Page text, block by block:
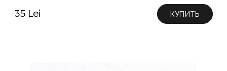
35 Lei КУПИТЬ